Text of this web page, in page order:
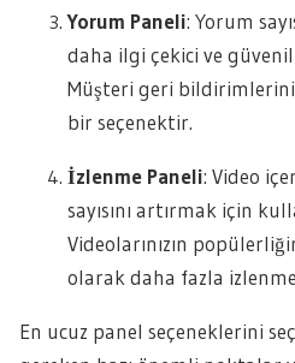
Yorum Paneli: Yorum
daha ilgi çekici ve
Müşteri geri bildirimlerini
bir seçenektir.
İzlenme Paneli: Video
sayısını artırmak için
Videolarınızın
olarak daha fazla
En ucuz panel seçeneklerini